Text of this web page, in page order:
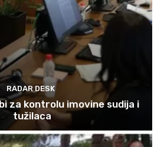
RADAR DESK
za kontrolu imovine sudija i
tužilaca